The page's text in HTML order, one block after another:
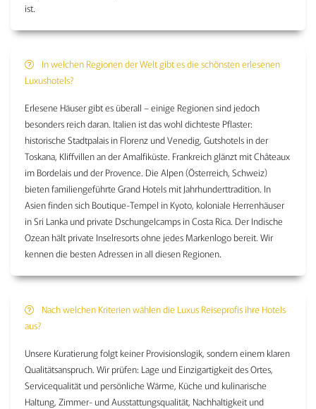
ist.
In welchen Regionen der Welt gibt es die schönsten erlesenen
Luxushotels?
Erlesene Häuser gibt es überall – einige Regionen sind jedoch
besonders reich daran. Italien ist das wohl dichteste Pflaster:
historische Stadtpalais in Florenz und Venedig, Gutshotels in der
Toskana, Kliffvillen an der Amalfiküste. Frankreich glänzt mit Châteaux
im Bordelais und der Provence. Die Alpen (Österreich, Schweiz)
bieten familiengeführte Grand Hotels mit Jahrhunderttradition. In
Asien finden sich Boutique-Tempel in Kyoto, koloniale Herrenhäuser
in Sri Lanka und private Dschungelcamps in Costa Rica. Der Indische
Ozean hält private Inselresorts ohne jedes Markenlogo bereit. Wir
kennen die besten Adressen in all diesen Regionen.
Nach welchen Kriterien wählen die Luxus Reiseprofis ihre Hotels
aus?
Unsere Kuratierung folgt keiner Provisionslogik, sondern einem klaren
Qualitätsanspruch. Wir prüfen: Lage und Einzigartigkeit des Ortes,
Servicequalität und persönliche Wärme, Küche und kulinarische
Haltung, Zimmer- und Ausstattungsqualität, Nachhaltigkeit und